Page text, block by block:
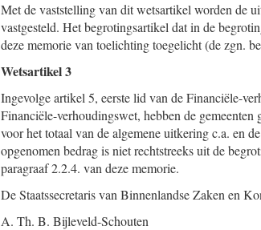
Met de vaststelling van dit wetsartikel worden de
vastgesteld. Het begrotingsartikel dat in de
deze memorie van toelichting toegelicht (de zgn.
Wetsartikel 3
Ingevolge artikel 5, eerste lid van de Financiële-
Financiële-verhoudingswet, hebben de
voor het totaal van de algemene uitkering c.a. en
opgenomen bedrag is niet rechtstreeks uit de
paragraaf 2.2.4. van deze memorie.
De Staatssecretaris van Binnenlandse Zaken en
A. Th. B. Bijleveld-Schouten